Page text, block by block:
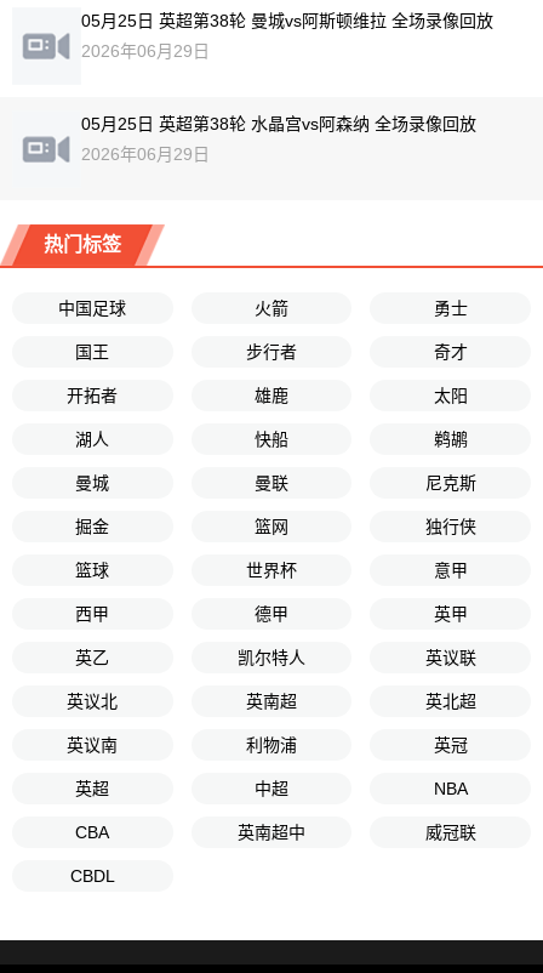
05月25日 英超第38轮 曼城vs阿斯顿维拉 全场录像回放
2026年06月29日
05月25日 英超第38轮 水晶宫vs阿森纳 全场录像回放
2026年06月29日
热门标签
中国足球 火箭 勇士
国王 步行者 奇才
开拓者 雄鹿 太阳
湖人 快船 鹈鹕
曼城 曼联 尼克斯
掘金 篮网 独行侠
篮球 世界杯 意甲
西甲 德甲 英甲
英乙 凯尔特人 英议联
英议北 英南超 英北超
英议南 利物浦 英冠
英超 中超 NBA
CBA 英南超中 威冠联
CBDL